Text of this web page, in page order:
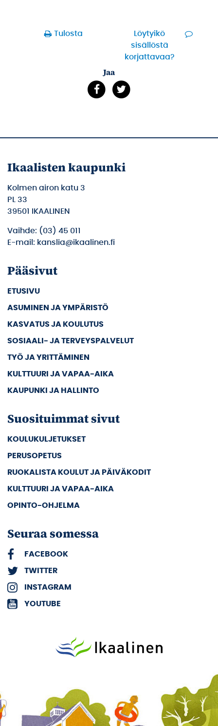
Tulosta
Löytyikö
sisällöstä
korjattavaa?
Jaa
Ikaalisten kaupunki
Kolmen airon katu 3
PL 33
39501 IKAALINEN
Vaihde: (03) 45 011
E-mail: kanslia@ikaalinen.fi
Pääsivut
ETUSIVU
ASUMINEN JA YMPÄRISTÖ
KASVATUS JA KOULUTUS
SOSIAALI- JA TERVEYSPALVELUT
TYÖ JA YRITTÄMINEN
KULTTUURI JA VAPAA-AIKA
KAUPUNKI JA HALLINTO
Suosituimmat sivut
KOULUKULJETUKSET
PERUSOPETUS
RUOKALISTA KOULUT JA PÄIVÄKODIT
KULTTUURI JA VAPAA-AIKA
OPINTO-OHJELMA
Seuraa somessa
FACEBOOK
TWITTER
INSTAGRAM
YOUTUBE